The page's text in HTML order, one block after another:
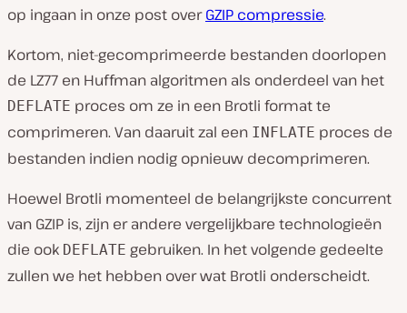
op ingaan in onze post overGZIP compressie.
Kortom, niet-gecomprimeerde bestanden doorlopen
de LZ77 en Huffman algoritmen als onderdeel van het
DEFLATE proces om ze in een Brotli format te
comprimeren. Van daaruit zal een INFLATE proces de
bestanden indien nodig opnieuw decomprimeren.
Hoewel Brotli momenteel de belangrijkste concurrent
van GZIP is, zijn er andere vergelijkbare technologieën
die ook DEFLATE gebruiken. In het volgende gedeelte
zullen we het hebben over wat Brotli onderscheidt.